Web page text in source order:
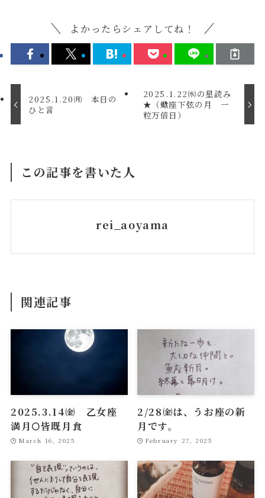
よかったらシェアしてね！
2025.1.20㈪ 本日の
ひと言
2025.1.22㈬の星読み
★（蠍座下弦の月 一
粒万倍日）
この記事を書いた人
rei_aoyama
関連記事
2025.3.14㈮ 乙女座
満月🌕皆既月食
March 16, 2025
2/28㈮は、うお座の新
月です。
February 27, 2025